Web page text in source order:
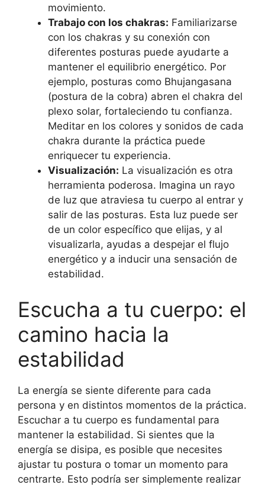
movimiento.
Trabajo con los chakras: Familiarizarse
con los chakras y su conexión con
diferentes posturas puede ayudarte a
mantener el equilibrio energético. Por
ejemplo, posturas como Bhujangasana
(postura de la cobra) abren el chakra del
plexo solar, fortaleciendo tu confianza.
Meditar en los colores y sonidos de cada
chakra durante la práctica puede
enriquecer tu experiencia.
Visualización: La visualización es otra
herramienta poderosa. Imagina un rayo
de luz que atraviesa tu cuerpo al entrar y
salir de las posturas. Esta luz puede ser
de un color específico que elijas, y al
visualizarla, ayudas a despejar el flujo
energético y a inducir una sensación de
estabilidad.
Escucha a tu cuerpo: el
camino hacia la
estabilidad
La energía se siente diferente para cada
persona y en distintos momentos de la práctica.
Escuchar a tu cuerpo es fundamental para
mantener la estabilidad. Si sientes que la
energía se disipa, es posible que necesites
ajustar tu postura o tomar un momento para
centrarte. Esto podría ser simplemente realizar